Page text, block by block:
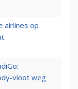
airlines op
vloot weg